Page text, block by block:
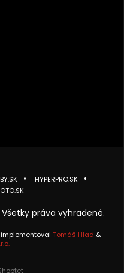
HYPERPRO.SK
Všetky práva vyhradené.
Tomáš Hlad &